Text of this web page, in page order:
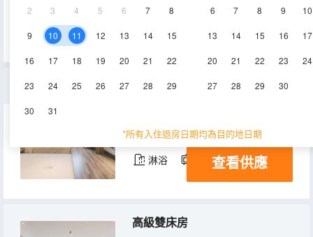
2 3 4 5 6 7 8
9 10 11 12 13 14 15
16 17 18 19 20 21 22
23 24 25 26 27 28 29
30 31
6 7 8 9 10
13 14 15 16 17
20 21 22 23 24
27 28 29 30
*所有入住退房日期均為目的地日期
雅緻雙床房
30㎡ 1層 空調
淋浴 電視機
查看供應
高級雙床房